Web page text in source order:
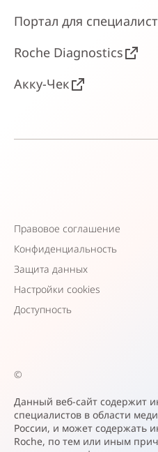
Портал для
Roche Diagnostics
Акку-Чек
Правовое соглашение
Конфиденциальность
Защита данных
Настройки cookies
Доступность
©
Данный веб-сайт содержит
специалистов в области
России, и может содержать
Roche, по тем или иным